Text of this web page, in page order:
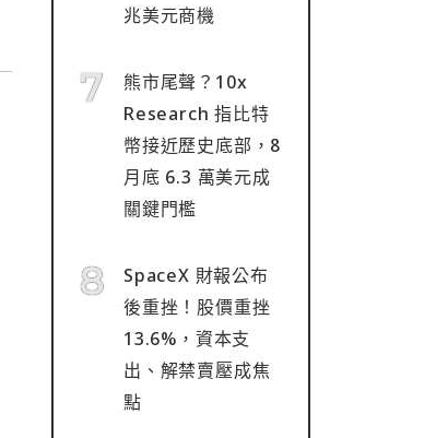
兆美元商機
熊市尾聲？10x
Research 指比特
幣接近歷史底部，8
月底 6.3 萬美元成
關鍵門檻
SpaceX 財報公布
後重挫！股價重挫
13.6%，資本支
出、解禁賣壓成焦
點